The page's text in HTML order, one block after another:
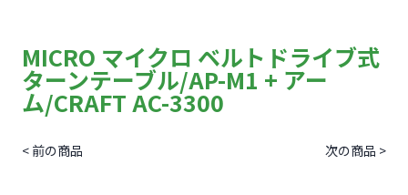
MICRO マイクロ ベルトドライブ式
ターンテーブル/AP-M1 + アー
ム/CRAFT AC-3300
< 前の商品 次の商品 >